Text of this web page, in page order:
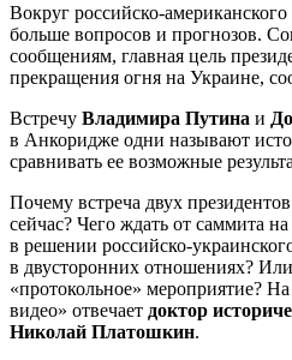
Вокруг российско-
больше вопросов и прогнозов.
сообщениям, главная цель
прекращения огня на Украине,
Встречу Владимира Путина и
в Анкоридже одни называют
сравнивать ее возможные
Почему встреча двух
сейчас? Чего ждать от саммита
в решении российско-
в двусторонних отношениях? Или
«протокольное» мероприятие?
видео» отвечает доктор
Николай Платошкин.